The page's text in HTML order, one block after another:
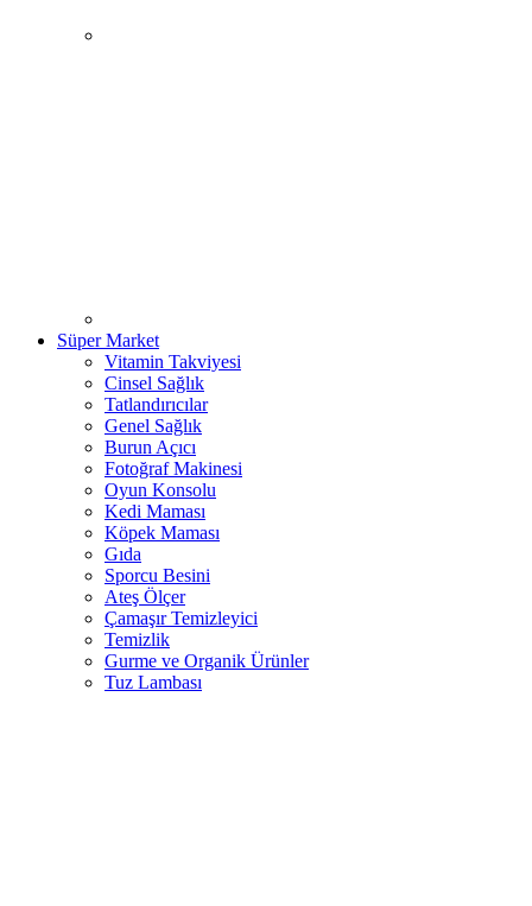
Süper Market
Vitamin Takviyesi
Cinsel Sağlık
Tatlandırıcılar
Genel Sağlık
Burun Açıcı
Fotoğraf Makinesi
Oyun Konsolu
Kedi Maması
Köpek Maması
Gıda
Sporcu Besini
Ateş Ölçer
Çamaşır Temizleyici
Temizlik
Gurme ve Organik Ürünler
Tuz Lambası